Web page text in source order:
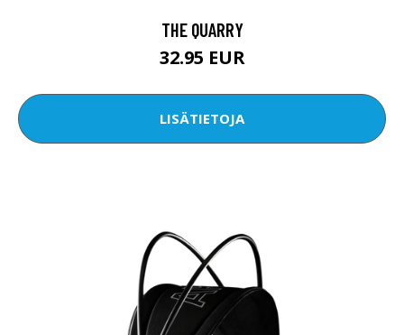
THE QUARRY
32.95 EUR
LISÄTIETOJA